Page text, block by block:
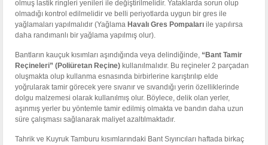
olmuş lastik ringleri yenileri ile değiştirilmelidir. Yataklarda sorun olup
olmadığı kontrol edilmelidir ve belli periyotlarda uygun bir gres ile
yağlamaları yapılmalıdır (Yağlama Havalı Gres Pompaları ile yapılırsa
daha randımanlı bir yağlama yapılmış olur).
Bantların kauçuk kısımları aşındığında veya delindiğinde, “Bant Tamir
Reçineleri” (Poliüretan Reçine) kullanılmalıdır. Bu reçineler 2 parçadan
oluşmakta olup kullanma esnasında birbirlerine karıştırılıp elde
yoğrularak tamir görecek yere sıvanır ve sıvandığı yerin özelliklerinde
dolgu malzemesi olarak kullanılmış olur. Böylece, delik olan yerler,
aşınmış yerler bu yöntemle tamir edilmiş olmakta ve bandın daha uzun
süre çalışması sağlanarak maliyet azaltılmaktadır.
Tahrik ve Kuyruk Tamburu kısımlarındaki Bant Sıyırıcıları haftada birkaç